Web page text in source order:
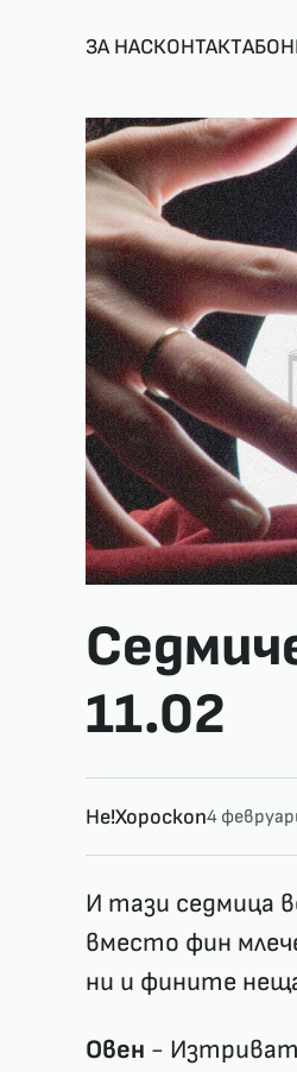
ЗА НАСКОНТАКТ
11.02
Не!Хороскоп4
И тази седмица
вместо фин
ни и фините
Овен -